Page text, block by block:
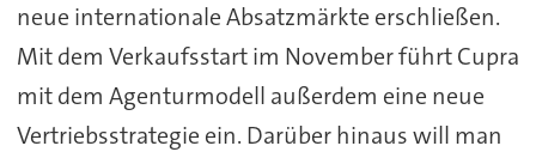
neue internationale Absatzmärkte erschließen.
Mit dem Verkaufsstart im November führt Cupra
mit dem Agenturmodell außerdem eine neue
Vertriebsstrategie ein. Darüber hinaus will man